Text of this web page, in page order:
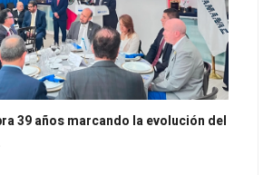
39 años marcando la evolución del